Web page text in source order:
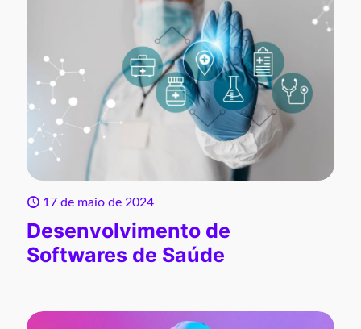
17 de maio de 2024
Desenvolvimento de
Softwares de Saúde